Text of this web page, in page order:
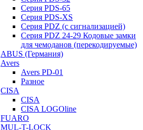
Серия PDS-65
Серия PDS-XS
Серия PDZ (с сигнализацией)
Серия PDZ 24-29 Кодовые замки
для чемоданов (перекодируемые)
ABUS (Германия)
Avers
Avers PD-01
Разное
CISA
CISA
CISA LOGOline
FUARO
MUL-T-LOCK